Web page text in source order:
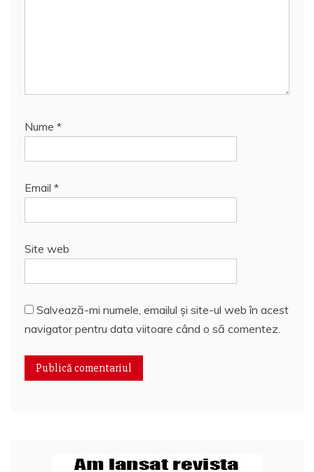
Nume *
Email *
Site web
Salvează-mi numele, emailul și site-ul web în acest
navigator pentru data viitoare când o să comentez.